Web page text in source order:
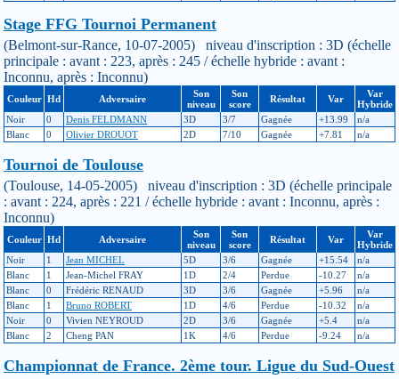
Stage FFG Tournoi Permanent
(Belmont-sur-Rance, 10-07-2005) niveau d'inscription : 3D (échelle
principale : avant : 223, après : 245 / échelle hybride : avant :
Inconnu, après : Inconnu)
Couleur Hd Adversaire
Son
niveau
Son
score
Résultat Var
Var
Hybride
Noir
0 Denis FELDMANN 3D 3/7 Gagnée +13.99
n/a
Blanc
0 Olivier DROUOT 2D 7/10 Gagnée +7.81 n/a
Tournoi de Toulouse
(Toulouse, 14-05-2005) niveau d'inscription : 3D (échelle principale
: avant : 224, après : 221 / échelle hybride : avant : Inconnu, après :
Inconnu)
Couleur Hd Adversaire
Son
niveau
Son
score
Résultat Var
Var
Hybride
Noir
1 Jean MICHEL 5D 3/6 Gagnée +15.54
n/a
Blanc
1 Jean-Michel FRAY 1D 2/4 Perdue -10.27
n/a
Blanc
0 Frédéric RENAUD 3D 3/6 Gagnée +5.96
n/a
Blanc
1 Bruno ROBERT 1D 4/6 Perdue -10.32
n/a
Noir
0 Vivien NEYROUD 2D 3/6 Gagnée +5.4
n/a
Blanc
2 Cheng PAN 1K 4/6 Perdue -9.24 n/a
Championnat de France. 2ème tour. Ligue du Sud-Ouest